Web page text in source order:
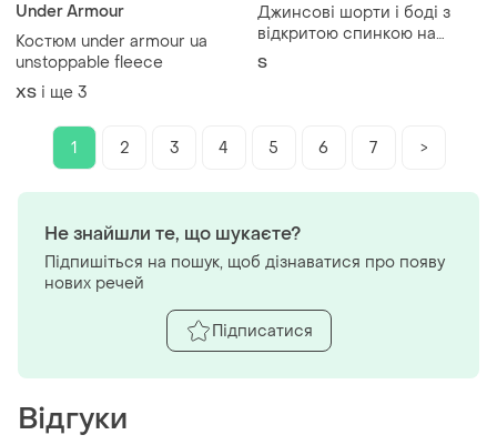
Under Armour
Костюм under armour ua
unstoppable fleece
ХS і ще 3
Джинсові шорти і боді з
відкритою спинкою на
розмір s-m
S
1 2 3 4 5 6 7 >
Відгуки
Не знайшли те, що шукаєте?
Підпишіться на пошук, щоб дізнаватися про появу
нових речей
Підписатися